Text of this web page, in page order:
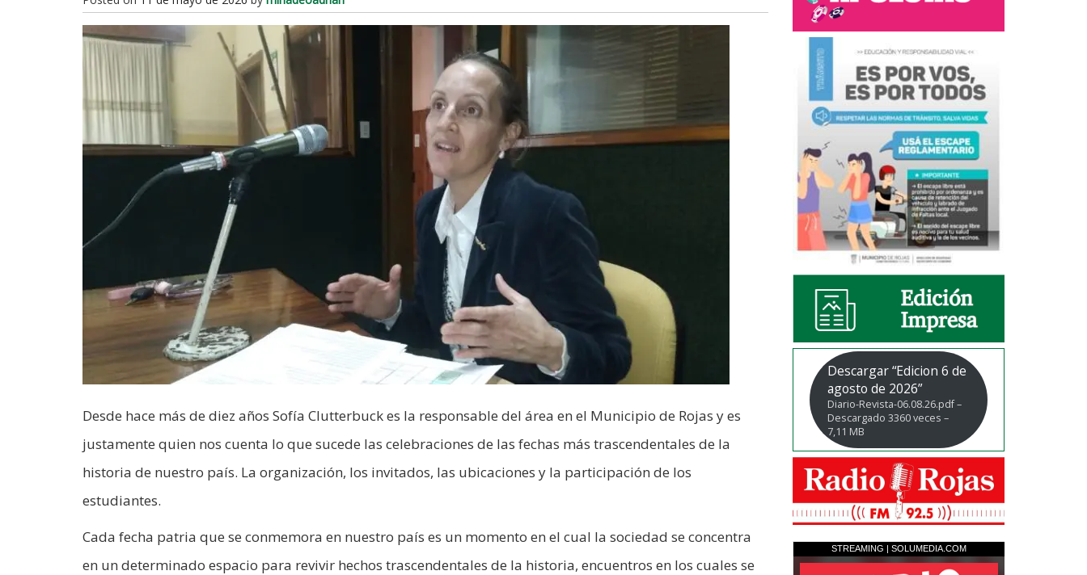
Desde hace más de diez años Sofía Clutterbuck es la responsable del área en el Municipio de Rojas y es
justamente quien nos cuenta lo que sucede las celebraciones de las fechas más trascendentales de la
historia de nuestro país. La organización, los invitados, las ubicaciones y la participación de los
estudiantes.
Cada fecha patria que se conmemora en nuestro país es un momento en el cual la sociedad se concentra
en un determinado espacio para revivir hechos trascendentales de la historia, encuentros en los cuales se
Descargar “Edicion 6 de
agosto de 2026”
Diario-Revista-06.08.26.pdf –
Descargado 3360 veces –
7,11 MB